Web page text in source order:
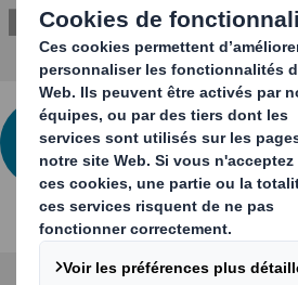
CONTACTEZ-NOUS